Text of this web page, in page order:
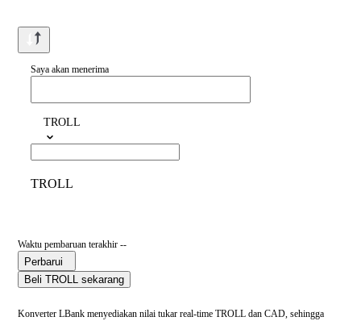
Saya akan menerima
TROLL
TROLL
Waktu pembaruan terakhir --
Perbarui
Beli TROLL sekarang
Konverter LBank menyediakan nilai tukar real-time TROLL dan CAD, sehingga